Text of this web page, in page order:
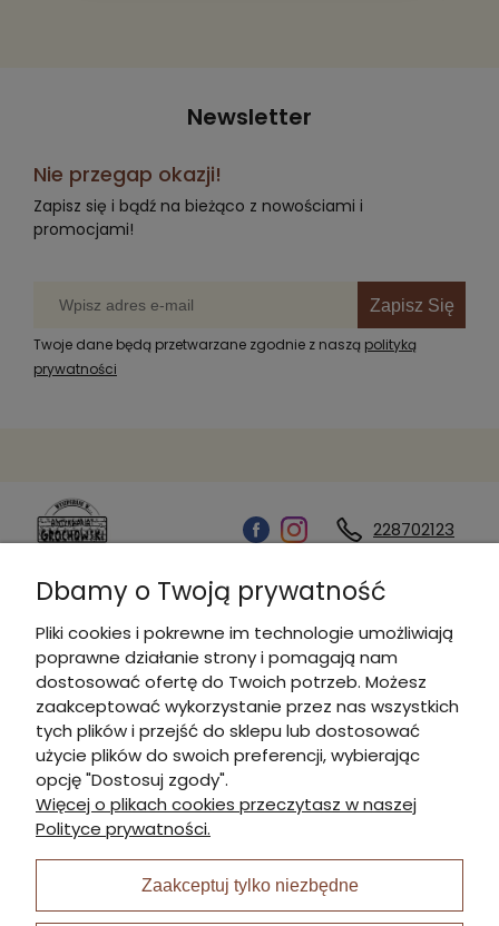
Newsletter
Nie przegap okazji!
Zapisz się i bądź na bieżąco z nowościami i
promocjami!
Zapisz Się
Twoje dane będą przetwarzane zgodnie z naszą polityką
prywatności
228702123
Kontakt
Informacje
Płatności i dostawa
Moje konto
I Nagroda w plabiscycie:
Dbamy o Twoją prywatność
Pliki cookies i pokrewne im technologie umożliwiają
poprawne działanie strony i pomagają nam
dostosować ofertę do Twoich potrzeb. Możesz
zaakceptować wykorzystanie przez nas wszystkich
tych plików i przejść do sklepu lub dostosować
użycie plików do swoich preferencji, wybierając
opcję "Dostosuj zgody".
Więcej o plikach cookies przeczytasz w naszej
Polityce prywatności.
Zaakceptuj tylko niezbędne